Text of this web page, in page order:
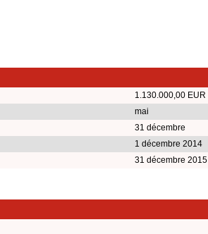
1.130.000,00 EUR
mai
31 décembre
1 décembre 2014
31 décembre 2015